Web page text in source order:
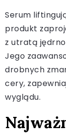
Serum
produkt
z utratą
Jego
drobnych
cery,
wyglądu.